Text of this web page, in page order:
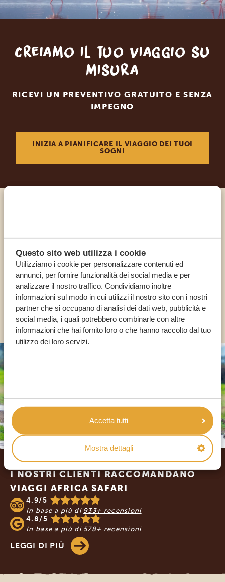
Questo sito web utilizza i cookie
Utilizziamo i cookie per personalizzare contenuti ed
annunci, per fornire funzionalità dei social media e per
analizzare il nostro traffico. Condividiamo inoltre
informazioni sul modo in cui utilizzi il nostro sito con i nostri
partner che si occupano di analisi dei dati web, pubblicità e
social media, i quali potrebbero combinarle con altre
informazioni che hai fornito loro o che hanno raccolto dal tuo
utilizzo dei loro servizi.
Accetta tutti
Mostra dettagli
Creiamo il tuo viaggio su
misura
RICEVI UN PREVENTIVO GRATUITO E SENZA
IMPEGNO
INIZIA A PIANIFICARE IL VIAGGIO DEI TUOI
SOGNI
IT:+39 0694806854
ALTRI PAESI
Footer
I NOSTRI CLIENTI RACCOMANDANO
VIAGGI AFRICA SAFARI
4.9/5
In base a più di 933+ recensioni
4.8/5
In base a più di 578+ recensioni
LEGGI DI PIÙ